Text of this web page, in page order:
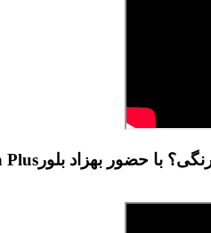
با حضور بهزاد بلور Plus